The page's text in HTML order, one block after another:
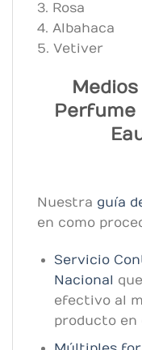
3. Rosa
4. Albahaca
5. Vetiver
Perfume
Nuestra guía
en como
Servicio
Nacional
efectivo al
producto en